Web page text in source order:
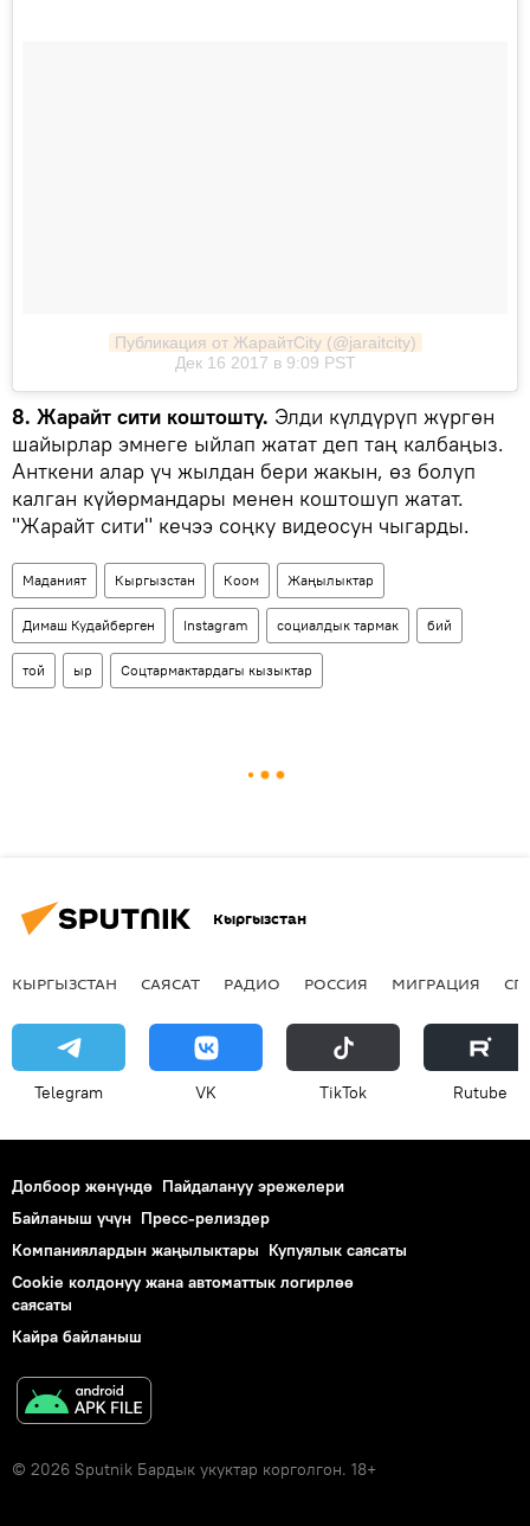
Публикация от ЖарайтCity (@jaraitcity)
Дек 16 2017 в 9:09 PST
8. Жарайт сити коштошту. Элди күлдүрүп жүргөн
шайырлар эмнеге ыйлап жатат деп таң калбаңыз.
Анткени алар үч жылдан бери жакын, өз болуп
калган күйөрмандары менен коштошуп жатат.
"Жарайт сити" кечээ соңку видеосун чыгарды.
Маданият Кыргызстан Коом Жаңылыктар
Димаш Кудайберген Instagram социалдык тармак бий
той ыр Соцтармактардагы кызыктар
Кыргызстан
КЫРГЫЗСТАН САЯСАТ РАДИО РОССИЯ МИГРАЦИЯ
Telegram VK ТikТоk Rutube
Долбоор жөнүндө Пайдалануу эрежелери
Байланыш үчүн Пресс-релиздер
Компаниялардын жаңылыктары Купуялык саясаты
Cookie колдонуу жана автоматтык логирлөө
саясаты
Кайра байланыш
© 2026 Sputnik Бардык укуктар корголгон. 18+